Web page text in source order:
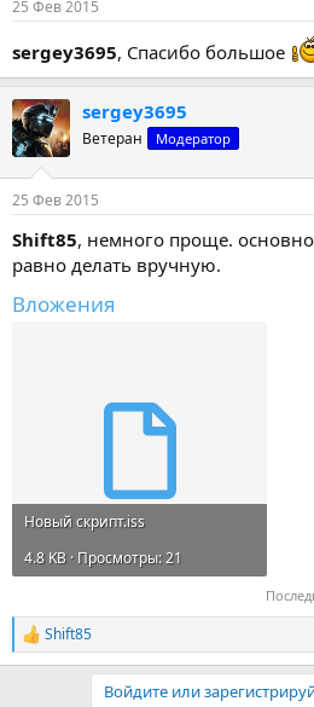
25 Фев 2015
sergey3695, Спасибо большое
sergey3695
Ветеран Модератор
25 Фев 2015
Shift85, немного проще.
равно делать вручную.
Вложения
Новый скрипт.iss
4.8 KB · Просмотры: 21
Р
е
Shift85
Войдите или